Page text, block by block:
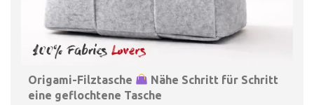
Origami-Filztasche
Nähe Schritt für Schritt
eine geflochtene Tasche